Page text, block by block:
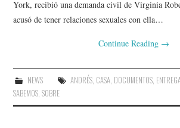
York, recibió una demanda civil de Virginia
acusó de tener relaciones sexuales con ella…
Continue Reading →
NEWS ANDRÉS, CASA, DOCUMENTOS,
SABEMOS,SOBRE